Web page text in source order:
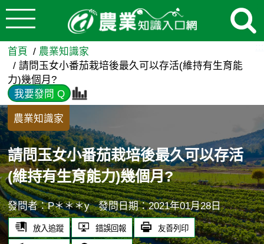
跳到主要內容
請問玉女小番茄栽培後最久
首頁
農業知識家
請問玉女小番茄栽培後最久可以存活(維持有生育能
力)幾個月?
我要發問 Q
農業知識家
請問玉女小番茄栽培後最久可以存活
(維持有生育能力)幾個月?
發問者：P＊＊＊y 發問日期：2021年01月28日
放入追蹤 錯誤回報 友善列印